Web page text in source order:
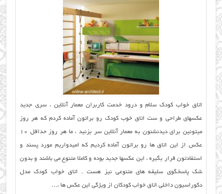
اتاق خواب کودک سلام و درود خدمت کاربران معمار آنلاین ، سری جدید
عکسهای طراحی و ست اتاق خوب کودک رو براتون آماده کردم که هر روز
میتونین برای دیدنشنون به معمار آنلاین سر بزنید ، ما هر روز حداقل ۱۰
عکس از این اتاق ها رو براتون آماده کردیم که امیدواریم مورد پسند و
استفادتون قرار بگیره ، این عکسها جدید بوده و کاملا متنوع می باشند و بدون
شک پاسخگوی سلیقه های متنوعی نیز هست . اتاق خواب کودک مدل
دکوراسیون داخلی اتاق خواب کودکان از ویژگی این عکس ها ،...